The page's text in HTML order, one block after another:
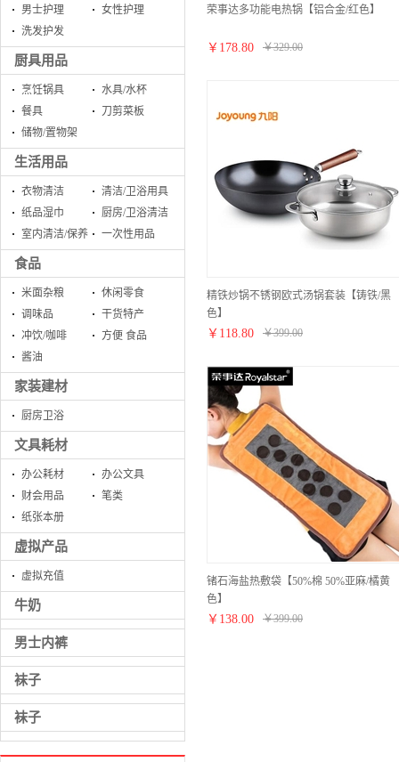
男士护理
女性护理
洗发护发
厨具用品
烹饪锅具
水具/水杯
餐具
刀剪菜板
储物/置物架
生活用品
衣物清洁
清洁/卫浴用具
纸品湿巾
厨房/卫浴清洁
室内清洁/保养
一次性用品
食品
米面杂粮
休闲零食
调味品
干货特产
冲饮/咖啡
方便 食品
酱油
家装建材
厨房卫浴
文具耗材
办公耗材
办公文具
财会用品
笔类
纸张本册
虚拟产品
虚拟充值
牛奶
男士内裤
袜子
袜子
荣事达多功能电热锅【铝合金/红色】
￥ 178.80 ￥329.00
精铁炒锅不锈钢欧式汤锅套装【铸铁/黑
色】
￥ 118.80 ￥399.00
锗石海盐热敷袋【50%棉 50%亚麻/橘黄
色】
￥ 138.00 ￥399.00